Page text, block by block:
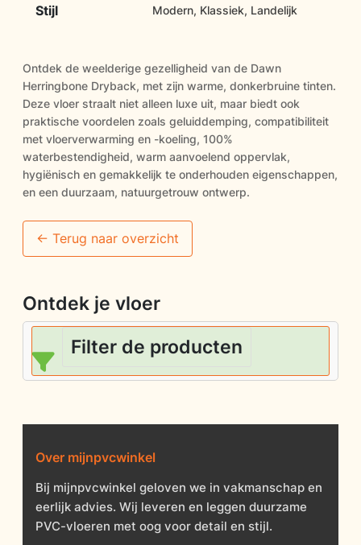
Ontdek je vloer
Filter de producten
Stijl
Modern, Klassiek, Landelijk
Ontdek de weelderige gezelligheid van de Dawn
Herringbone Dryback, met zijn warme, donkerbruine tinten.
Deze vloer straalt niet alleen luxe uit, maar biedt ook
praktische voordelen zoals geluiddemping, compatibiliteit
met vloerverwarming en -koeling, 100%
waterbestendigheid, warm aanvoelend oppervlak,
hygiënisch en gemakkelijk te onderhouden eigenschappen,
en een duurzaam, natuurgetrouw ontwerp.
<- Terug naar overzicht
Over mijnpvcwinkel
Bij mijnpvcwinkel geloven we in vakmanschap en
eerlijk advies. Wij leveren en leggen duurzame
PVC-vloeren met oog voor detail en stijl.